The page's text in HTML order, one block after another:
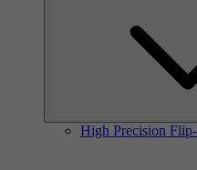
High Precision